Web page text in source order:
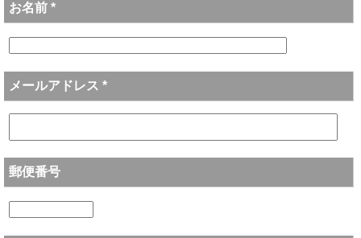
お名前 *
メールアドレス *
郵便番号